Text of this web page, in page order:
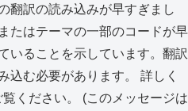
翻訳の読み込みが早すぎまし
たはテーマの一部のコードが早
いることを示しています。翻訳
込む必要があります。 詳しく
覧ください。 (このメッセージは